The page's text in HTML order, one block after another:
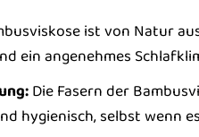
ist von Natur
ein angenehmes
Die Fasern der
hygienisch, selbst wenn